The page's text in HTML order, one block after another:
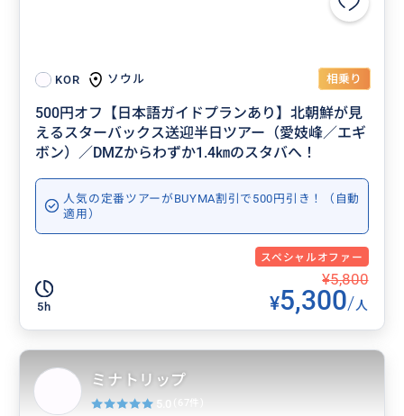
KOR ソウル 相乗り
500円オフ【日本語ガイドプランあり】北朝鮮が見
えるスターバックス送迎半日ツアー（愛妓峰／エギ
ボン）／DMZからわずか1.4㎞のスタバへ！
人気の定番ツアーがBUYMA割引で500円引き！（自動
適用）
スペシャルオファー
5h
¥5,800
¥5,300/人
ミナトリップ
5.0 (67件)